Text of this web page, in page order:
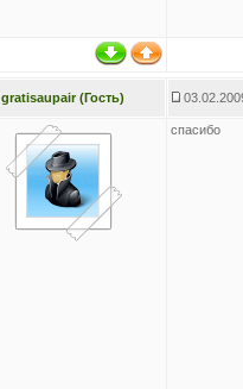
gratisaupair (Гость)
спасибо